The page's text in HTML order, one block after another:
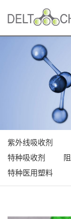
紫外线吸收剂
特种吸收剂
特种医用塑料